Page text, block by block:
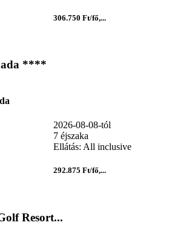
306.750 Ft/fő,...
****
2026-08-08-tól
7 éjszaka
Ellátás: All inclusive
292.875 Ft/fő,...
Resort...